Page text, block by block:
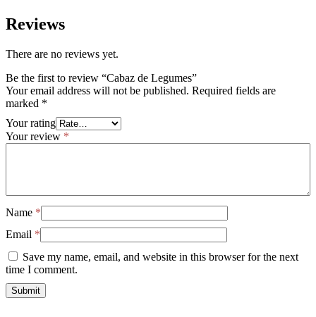
Reviews
There are no reviews yet.
Be the first to review “Cabaz de Legumes”
Your email address will not be published. Required fields are
marked *
Your rating
Your review *
Name *
Email *
Save my name, email, and website in this browser for the next
time I comment.